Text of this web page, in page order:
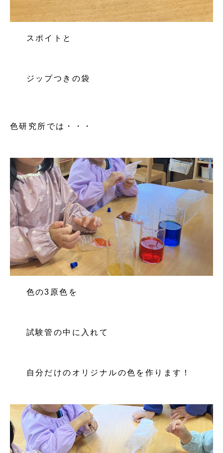
スポイトと
ジップつきの袋
色研究所では・・・
色の3原色を
試験管の中に入れて
自分だけのオリジナルの色を作ります！